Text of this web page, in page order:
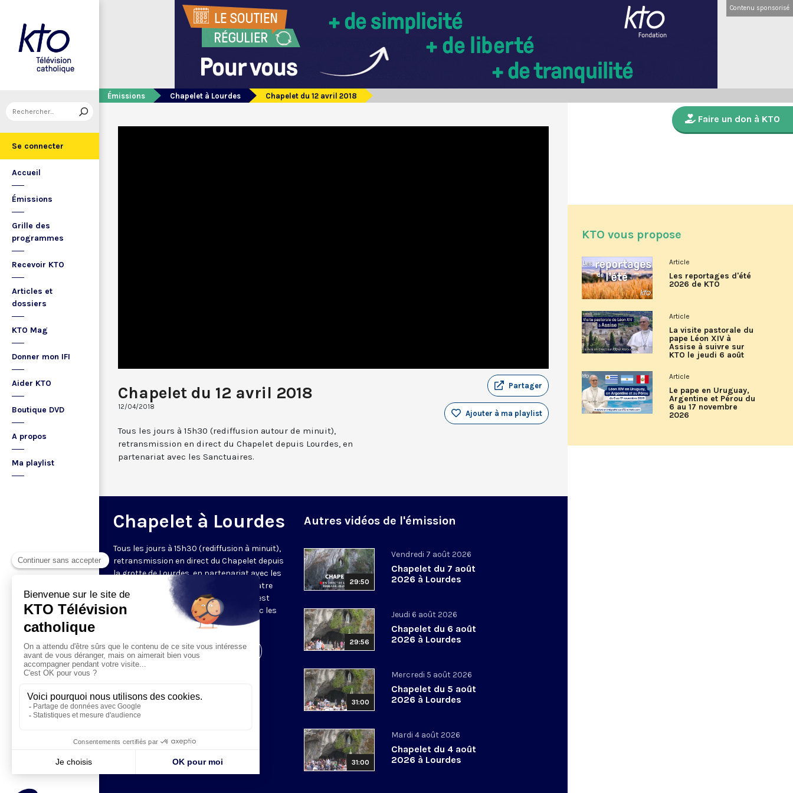
Se connecter
Accueil
Émissions
Grille des
programmes
Recevoir KTO
Articles et
dossiers
KTO Mag
Donner mon IFI
Aider KTO
Boutique DVD
A propos
Ma playlist
Contenu sponsorisé
Émissions Chapelet à Lourdes Chapelet du 12 avril 2018
Chapelet du 12 avril 2018
12/04/2018
Partager
Ajouter à ma playlist
Tous les jours à 15h30 (rediffusion autour de minuit),
retransmission en direct du Chapelet depuis Lourdes, en
partenariat avec les Sanctuaires.
Chapelet à Lourdes
Tous les jours à 15h30 (rediffusion à minuit),
retransmission en direct du Chapelet depuis
la grotte de Lourdes, en partenariat avec les
Sanctuaires. Chaque jour, l'une des quatre
méditations des mystères du Rosaire est
proposée en communion de prière avec les
Visiter la page de l'émission
Autres vidéos de l'émission
29:50
Vendredi 7 août 2026
Chapelet du 7 août
2026 à Lourdes
29:56
Jeudi 6 août 2026
Chapelet du 6 août
2026 à Lourdes
31:00
Mercredi 5 août 2026
Chapelet du 5 août
2026 à Lourdes
31:00
Mardi 4 août 2026
Chapelet du 4 août
2026 à Lourdes
Faire un don à KTO
KTO vous propose
Article
Les reportages d'été
2026 de KTO
Article
La visite pastorale du
pape Léon XIV à
Assise à suivre sur
KTO le jeudi 6 août
Article
Le pape en Uruguay,
Argentine et Pérou du
6 au 17 novembre
2026